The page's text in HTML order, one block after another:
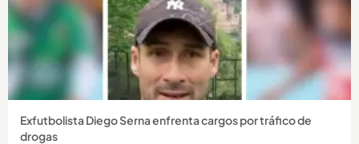
Compartir Noticia
Exfutbolista Diego Serna enfrenta cargos por tráfico de
drogas